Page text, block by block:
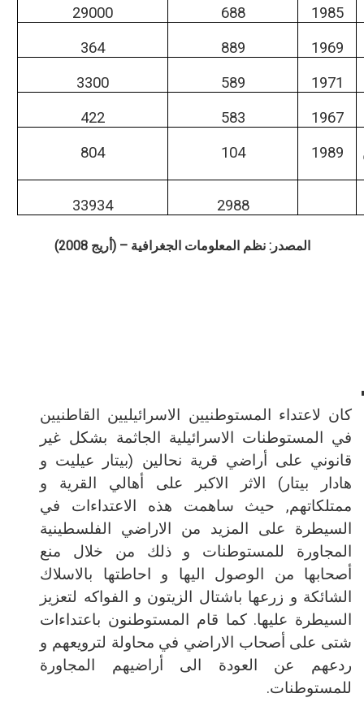
29000
688
1985
364
889
1969
3300
589
1971
422
583
1967
804
104 1989
33934 2988
المصدر: نظم المعلومات الجغرافية – (أريج 2008)
كان لاعتداء المستوطنيين الاسرائيليين القاطنيين
في المستوطنات الاسرائيلية الجاثمة بشكل غير
قانوني على أراضي قرية نحالين (بيتار عيليت و
هادار بيتار) الاثر الاكبر على أهالي القرية و
ممتلكاتهم, حيث ساهمت هذه الاعتداءات في
السيطرة على المزيد من الاراضي الفلسطينية
المجاورة للمستوطنات و ذلك من خلال منع
أصحابها من الوصول اليها و احاطتها بالاسلاك
الشائكة و زرعها باشتال الزيتون و الفواكه لتعزيز
السيطرة عليها. كما قام المستوطنون باعتداءات
شتى على أصحاب الاراضي في محاولة لترويعهم و
ردعهم عن العودة الى أراضيهم المجاورة
للمستوطنات.